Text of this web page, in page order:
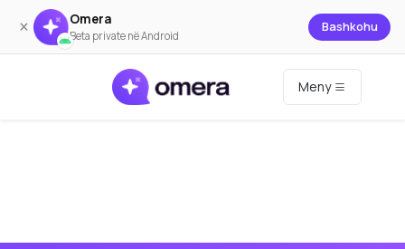
× Omera
Beta private në Android
Bashkohu
Meny